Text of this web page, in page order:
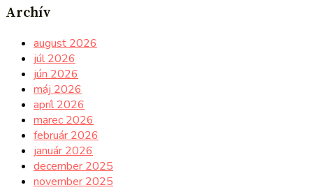
Archív
august 2026
júl 2026
jún 2026
máj 2026
apríl 2026
marec 2026
február 2026
január 2026
december 2025
november 2025